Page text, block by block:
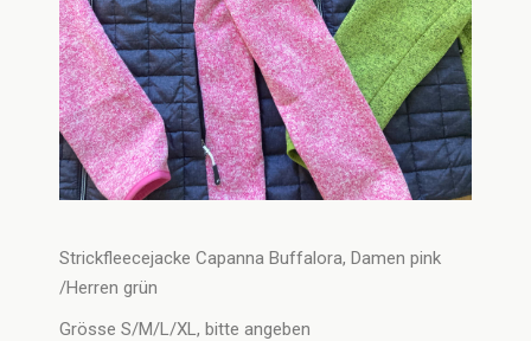
Strickfleecejacke Capanna Buffalora, Damen pink
/Herren grün
Grösse S/M/L/XL, bitte angeben